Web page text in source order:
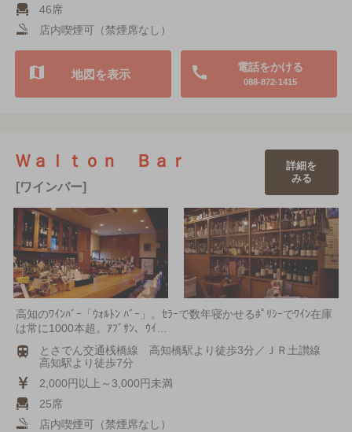
46席
店内喫煙可（禁煙席なし）
電話をかける
088-872-1415
地図を表示
Ｗａｌｔｏｎ Ｂａｒ
[ワインバー]
詳細を
みる
高知のﾜｲﾝﾊﾞｰ「ｳｫﾙﾄﾝ ﾊﾞｰ」。ｾﾗｰで数年寝かせるﾎﾟﾘｼｰでﾜｲﾝ在庫
は常に1000本超。ｱﾌﾞｻﾝ、ｳｲ…
とさでん交通桟橋線 高知橋駅より徒歩3分／ＪＲ土讃線
高知駅より徒歩7分
2,000円以上～3,000円未満
25席
店内喫煙可（禁煙席なし）